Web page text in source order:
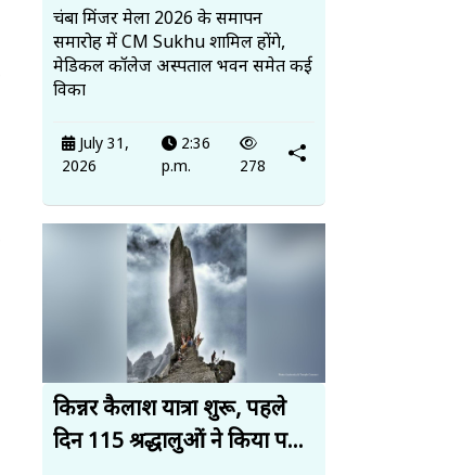
चंबा मिंजर मेला 2026 के समापन
समारोह में CM Sukhu शामिल होंगे,
मेडिकल कॉलेज अस्पताल भवन समेत कई
विका
July 31,
2026
2:36
p.m.
278
किन्नर कैलाश यात्रा शुरू, पहले
दिन 115 श्रद्धालुओं ने किया प...